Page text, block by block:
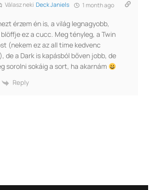
Válasz neki Deck Janiels 1 month ago
érzem én is, a világ legnagyobb,
ez a cucc. Meg tényleg, a Twin
(nekem ez az all time kedvenc
de a Dark is kapásból bőven jobb, de
sorolni sokáig a sort, ha akarnám
Reply